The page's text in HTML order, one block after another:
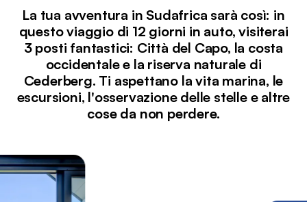
La tua avventura in Sudafrica sarà così: in
questo viaggio di 12 giorni in auto, visiterai
3 posti fantastici: Città del Capo, la costa
occidentale e la riserva naturale di
Cederberg. Ti aspettano la vita marina, le
escursioni, l'osservazione delle stelle e altre
cose da non perdere.